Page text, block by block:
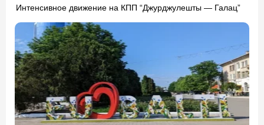
Интенсивное движение на КПП “Джурджулешты — Галац”